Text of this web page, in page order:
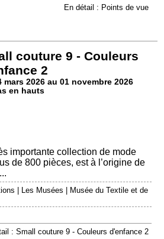
En détail : Points de vue
couture 9 - Couleurs
2
mars 2026 au 01 novembre 2026
en hauts
importante collection de mode
de 800 pièces, est à l’origine de
Les Musées
Musée du Textile et de
: Small couture 9 - Couleurs d'enfance 2